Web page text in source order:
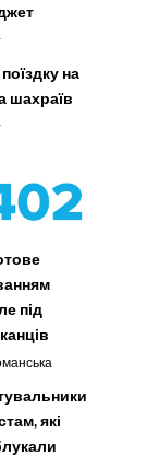
на
шахраїв
під
які